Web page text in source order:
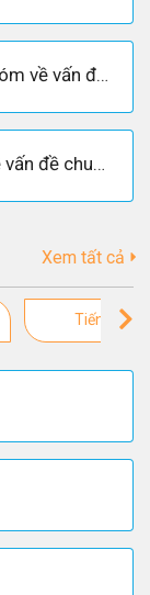
Thuật lại ý kiến của các bạn trong nhóm về vấn đề bảo vệ môi trường
Thực hiện tổ chức lớp để bàn luận về vấn đề chung
Xem tất cả
Tiếng Việt